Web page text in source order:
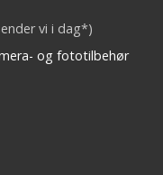
vi i dag*)
og fototilbehør